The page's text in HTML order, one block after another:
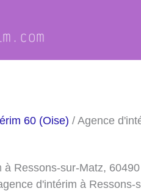
60 (Oise) / Agence
à Ressons-sur-Matz, 60490
d'intérim à